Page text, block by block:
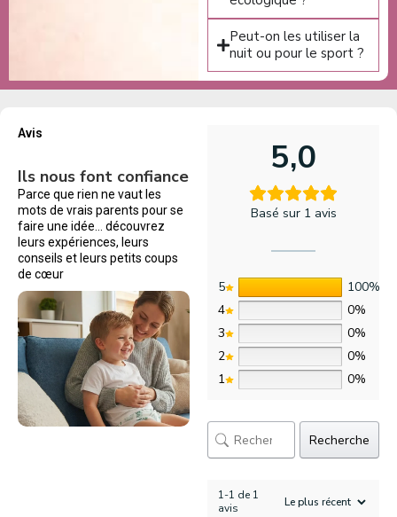
Peut-on les utiliser la
nuit ou pour le sport ?
Avis
Ils nous font confiance
Parce que rien ne vaut les
mots de vrais parents pour se
faire une idée… découvrez
leurs expériences, leurs
conseils et leurs petits coups
de cœur
5,0
Basé sur 1 avis
5
100%
4
0%
3
0%
2
0%
1
0%
Recherche
1-1 de 1
avis